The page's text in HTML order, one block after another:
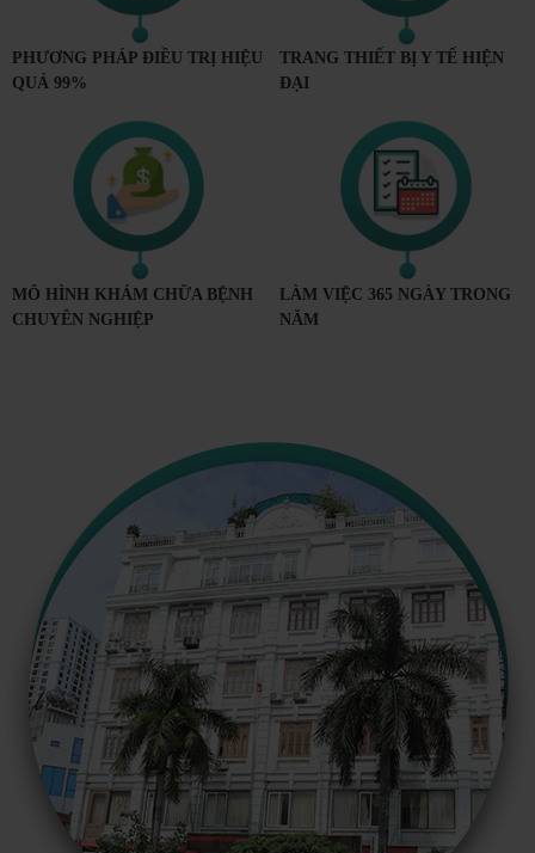
PHƯƠNG PHÁP ĐIỀU TRỊ HIỆU
QUẢ 99%
TRANG THIẾT BỊ Y TẾ HIỆN
ĐẠI
MÔ HÌNH KHÁM CHỮA BỆNH
CHUYÊN NGHIỆP
LÀM VIỆC 365 NGÀY TRONG
NĂM